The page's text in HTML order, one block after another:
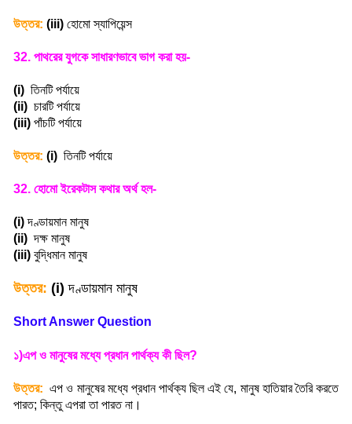
উত্তর: (iii) হোমো স্যাপিয়েন্স
32. পাথরের যুগকে সাধারণভাবে ভাগ করা হয়-
(i) তিনটি পর্যায়ে
(ii) চারটি পর্যায়ে
(iii) পাঁচটি পর্যায়ে
উত্তর: (i) তিনটি পর্যায়ে
32. হোমো ইরেকটাস কথার অর্থ হল-
(i) দণ্ডায়মান মানুষ
(ii) দক্ষ মানুষ
(iii) বুদ্ধিমান মানুষ
উত্তর: (i) দণ্ডায়মান মানুষ
Short Answer Question
১)এপ ও মানুষের মধ্যে প্রধান পার্থক্য কী ছিল?
উত্তর: এপ ও মানুষের মধ্যে প্রধান পার্থক্য ছিল এই যে, মানুষ হাতিয়ার তৈরি করতে
পারত; কিন্তু এপরা তা পারত না ।